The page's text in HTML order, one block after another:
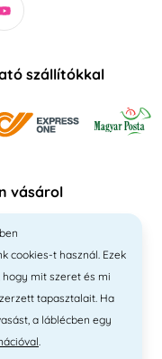
szállítókkal
vásárol
cookies-t használ. Ezek
mit szeret és mi
tapasztalait. Ha
a láblécben egy
.